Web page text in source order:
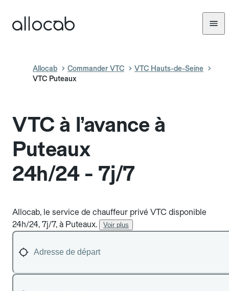
Allocab Commander VTC
VTC Hauts-de-Seine
VTC Puteaux
VTC à l’avance à
Puteaux
24h/24 - 7j/7
Allocab, le service de chauffeur privé VTC disponible
24h/24, 7j/7, à Puteaux.
Voir plus